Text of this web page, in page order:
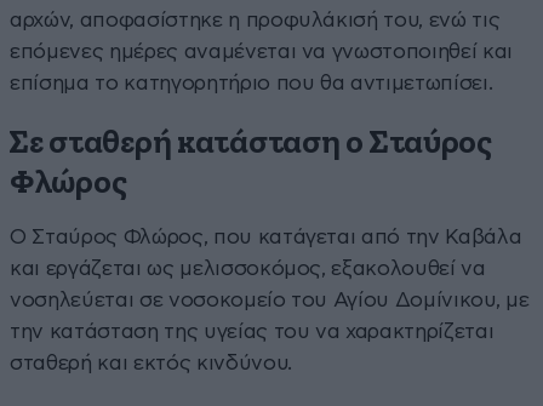
αρχών, αποφασίστηκε η προφυλάκισή του, ενώ τις
επόμενες ημέρες αναμένεται να γνωστοποιηθεί και
επίσημα το κατηγορητήριο που θα αντιμετωπίσει.
Σε σταθερή κατάσταση ο Σταύρος
Φλώρος
Ο Σταύρος Φλώρος, που κατάγεται από την Καβάλα
και εργάζεται ως μελισσοκόμος, εξακολουθεί να
νοσηλεύεται σε νοσοκομείο του Αγίου Δομίνικου, με
την κατάσταση της υγείας του να χαρακτηρίζεται
σταθερή και εκτός κινδύνου.